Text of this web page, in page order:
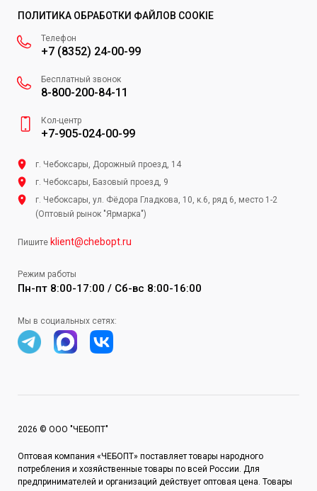
ПОЛИТИКА ОБРАБОТКИ ФАЙЛОВ COOKIE
Телефон
+7 (8352) 24-00-99
Бесплатный звонок
8-800-200-84-11
Кол-центр
+7-905-024-00-99
г. Чебоксары, Дорожный проезд, 14
г. Чебоксары, Базовый проезд, 9
г. Чебоксары, ул. Фёдора Гладкова, 10, к.6, ряд 6, место 1-2
(Оптовый рынок "Ярмарка")
Пишите klient@chebopt.ru
Режим работы
Пн-пт 8:00-17:00 / Сб-вс 8:00-16:00
Мы в социальных сетях:
2026 © ООО "ЧЕБОПТ"
Оптовая компания «ЧЕБОПТ» поставляет товары народного
потребления и хозяйственные товары по всей России. Для
предпринимателей и организаций действует оптовая цена. Товары